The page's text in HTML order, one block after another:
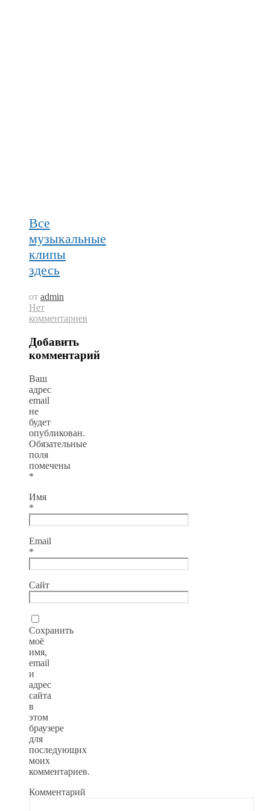
Все
музыкальные
клипы
здесь
от admin
Нет
комментариев
Добавить
комментарий
Ваш
адрес
email
не
будет
опубликован.
Обязательные
поля
помечены
*
Имя
*
Email
*
Сайт
Сохранить
моё
имя,
email
и
адрес
сайта
в
этом
браузере
для
последующих
моих
комментариев.
Комментарий